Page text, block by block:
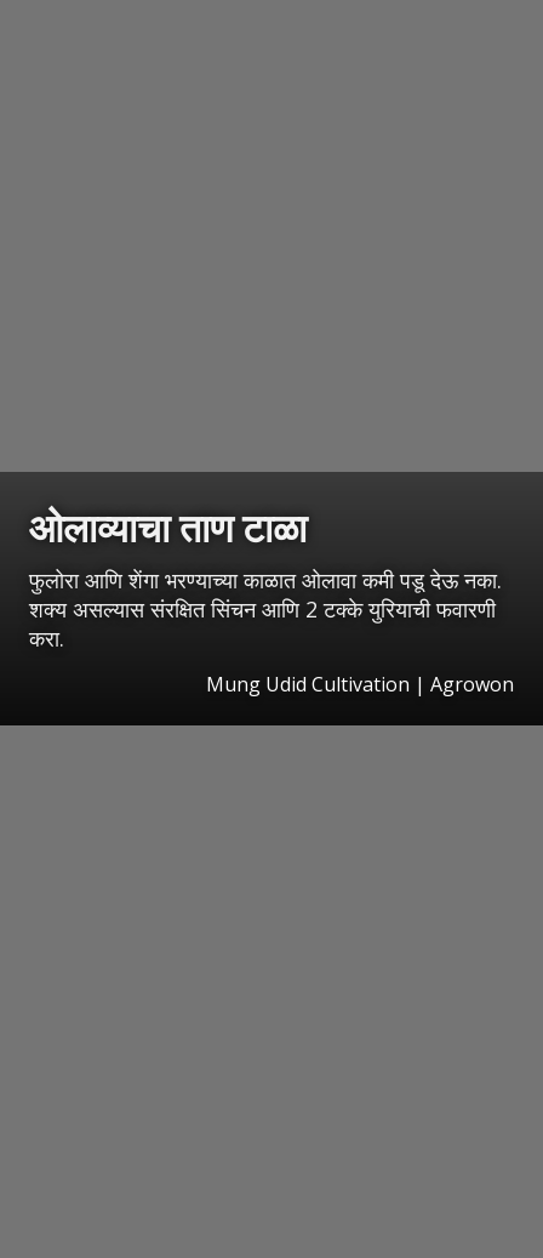
ओलाव्याचा ताण टाळा
फुलोरा आणि शेंगा भरण्याच्या काळात ओलावा कमी पडू देऊ नका.
शक्य असल्यास संरक्षित सिंचन आणि 2 टक्के युरियाची फवारणी
करा.
Mung Udid Cultivation | Agrowon